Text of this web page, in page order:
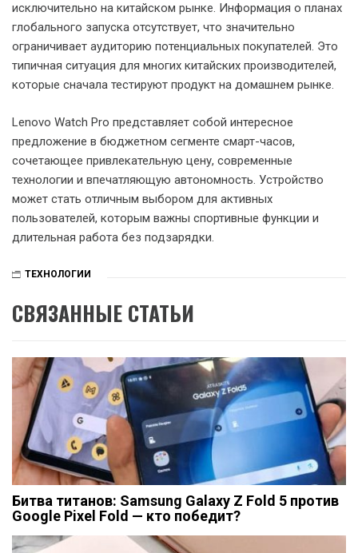
исключительно на китайском рынке. Информация о планах
глобального запуска отсутствует, что значительно
ограничивает аудиторию потенциальных покупателей. Это
типичная ситуация для многих китайских производителей,
которые сначала тестируют продукт на домашнем рынке.
Lenovo Watch Pro представляет собой интересное
предложение в бюджетном сегменте смарт-часов,
сочетающее привлекательную цену, современные
технологии и впечатляющую автономность. Устройство
может стать отличным выбором для активных
пользователей, которым важны спортивные функции и
длительная работа без подзарядки.
ТЕХНОЛОГИИ
СВЯЗАННЫЕ СТАТЬИ
Битва титанов: Samsung Galaxy Z Fold 5 против
Google Pixel Fold — кто победит?